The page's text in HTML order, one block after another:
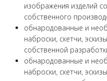
изображения изделий
собственного
обнародованные и
наброски, скетчи,
собственной
обнародованные и
наброски, скетчи,